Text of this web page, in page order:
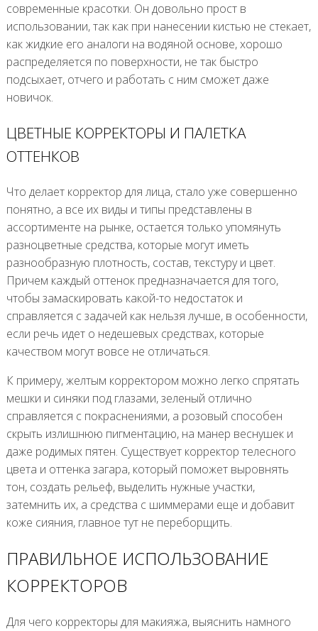
современные красотки. Он довольно прост в
использовании, так как при нанесении кистью не стекает,
как жидкие его аналоги на водяной основе, хорошо
распределяется по поверхности, не так быстро
подсыхает, отчего и работать с ним сможет даже
новичок.
ЦВЕТНЫЕ КОРРЕКТОРЫ И ПАЛЕТКА
ОТТЕНКОВ
Что делает корректор для лица, стало уже совершенно
понятно, а все их виды и типы представлены в
ассортименте на рынке, остается только упомянуть
разноцветные средства, которые могут иметь
разнообразную плотность, состав, текстуру и цвет.
Причем каждый оттенок предназначается для того,
чтобы замаскировать какой-то недостаток и
справляется с задачей как нельзя лучше, в особенности,
если речь идет о недешевых средствах, которые
качеством могут вовсе не отличаться.
К примеру, желтым корректором можно легко спрятать
мешки и синяки под глазами, зеленый отлично
справляется с покраснениями, а розовый способен
скрыть излишнюю пигментацию, на манер веснушек и
даже родимых пятен. Существует корректор телесного
цвета и оттенка загара, который поможет выровнять
тон, создать рельеф, выделить нужные участки,
затемнить их, а средства с шиммерами еще и добавит
коже сияния, главное тут не переборщить.
ПРАВИЛЬНОЕ ИСПОЛЬЗОВАНИЕ
КОРРЕКТОРОВ
Для чего корректоры для макияжа, выяснить намного